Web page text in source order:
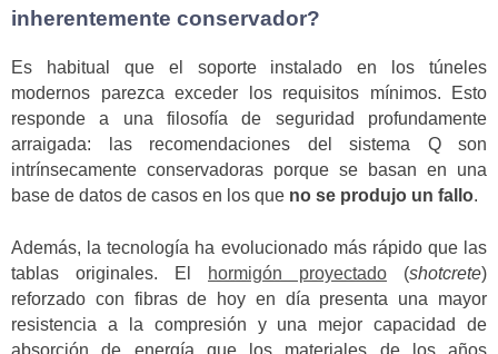
inherentemente conservador?
Es habitual que el soporte instalado en los túneles
modernos parezca exceder los requisitos mínimos. Esto
responde a una filosofía de seguridad profundamente
arraigada: las recomendaciones del sistema Q son
intrínsecamente conservadoras porque se basan en una
base de datos de casos en los que no se produjo un fallo.
Además, la tecnología ha evolucionado más rápido que las
tablas originales. El
hormigón proyectado (shotcrete)
reforzado con fibras de hoy en día presenta una mayor
resistencia a la compresión y una mejor capacidad de
absorción de energía que los materiales de los años